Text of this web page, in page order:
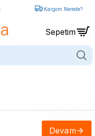
Kargom Nerede?
Devam